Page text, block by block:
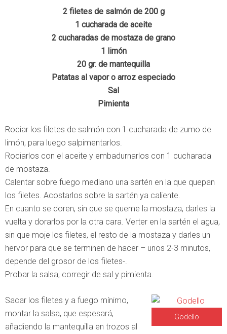
2 filetes de salmón de 200 g
1 cucharada de aceite
2 cucharadas de mostaza de grano
1 limón
20 gr. de mantequilla
Patatas al vapor o arroz especiado
Sal
Pimienta
Rociar los filetes de salmón con 1 cucharada de zumo de
limón, para luego salpimentarlos.
Rociarlos con el aceite y embadurnarlos con 1 cucharada
de mostaza.
Calentar sobre fuego mediano una sartén en la que quepan
los filetes. Acostarlos sobre la sartén ya caliente.
En cuanto se doren, sin que se queme la mostaza, darles la
vuelta y dorarlos por la otra cara. Verter en la sartén el agua,
sin que moje los filetes, el resto de la mostaza y darles un
hervor para que se terminen de hacer – unos 2-3 minutos,
depende del grosor de los filetes-.
Probar la salsa, corregir de sal y pimienta.
Godello
Sacar los filetes y a fuego mínimo,
montar la salsa, que espesará,
añadiendo la mantequilla en trozos al